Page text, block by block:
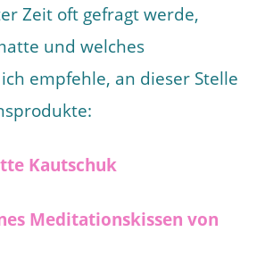
Zeit oft gefragt werde,
und welches
empfehle, an dieser Stelle
Kautschuk
Meditationskissen von